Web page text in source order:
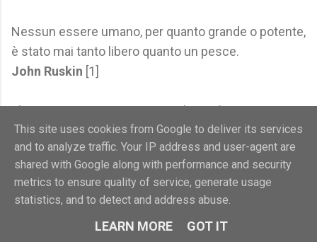
Nessun essere umano, per quanto grande o potente,
è stato mai tanto libero quanto un pesce.
John Ruskin [1]
Ehi, cameriere, questa spigola sarà pure arrivata
oggi... ma quando è partita?
Lucio Salis[1]
Il pesce sega è sempre da solo, invece il pesce
tromba in compagnia.
Francesco Salvi[1]
This site uses cookies from Google to deliver its services
and to analyze traffic. Your IP address and user-agent are
shared with Google along with performance and security
metrics to ensure quality of service, generate usage
statistics, and to detect and address abuse.
LEARN MORE GOT IT